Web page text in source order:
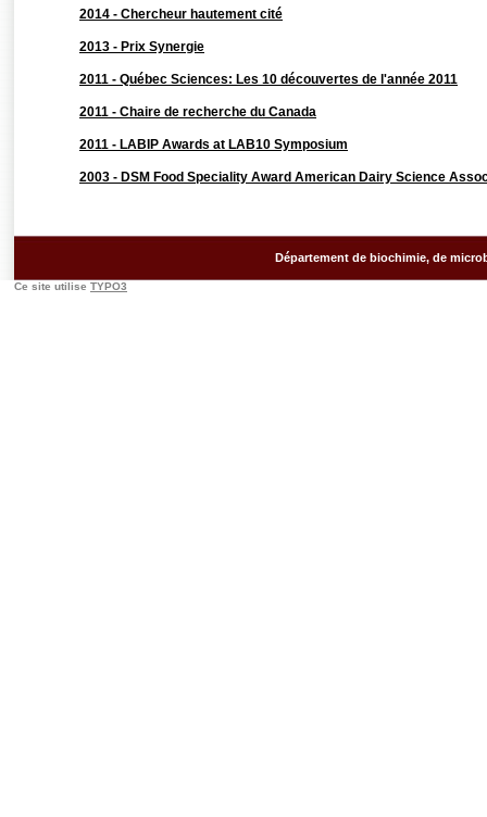
2014 - Chercheur hautement cité
2013 - Prix Synergie
2011 - Québec Sciences: Les 10 découvertes de l'année 2011
2011 - Chaire de recherche du Canada
2011 - LABIP Awards at LAB10 Symposium
2003 - DSM Food Speciality Award American Dairy Science
Département de biochimie, de
Ce site utilise TYPO3